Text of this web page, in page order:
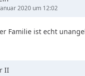
2020 um 12:02
Familie ist echt
II